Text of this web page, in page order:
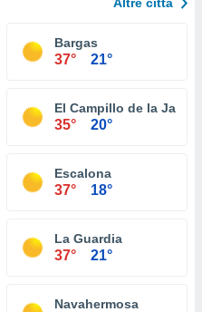
Bargas
37° 21°
El Campillo de la Jara
35° 20°
Escalona
37° 18°
La Guardia
37° 21°
Navahermosa